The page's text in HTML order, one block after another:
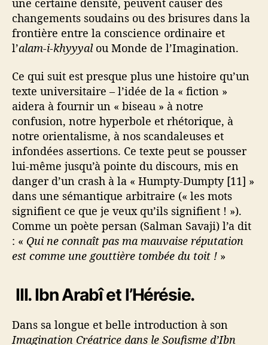
changements soudains ou des brisures dans la
frontière entre la conscience ordinaire et
l’alam-i-khyyyalou Monde de l’Imagination.
Ce qui suit est presque plus une histoire qu’un
texte universitaire – l’idée de la « fiction »
aidera à fournir un « biseau » à notre
confusion, notre hyperbole et rhétorique, à
notre orientalisme, à nos scandaleuses et
infondées assertions. Ce texte peut se pousser
lui-même jusqu’à pointe du discours, mis en
danger d’un crash à la « Humpty-Dumpty [11] »
dans une sémantique arbitraire (« les mots
signifient ce que je veux qu’ils signifient ! »).
Comme un poète persan (Salman Savaji) l’a dit
: « Qui ne connaît pas ma mauvaise réputation
est comme une gouttière tombée du toit ! »
III. Ibn Arabî et l’Hérésie.
Dans sa longue et belle introduction à son
Imagination Créatrice dans le Soufisme d’Ibn